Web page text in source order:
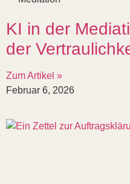
KI in der
der
Zum Artikel »
Februar 6, 2026